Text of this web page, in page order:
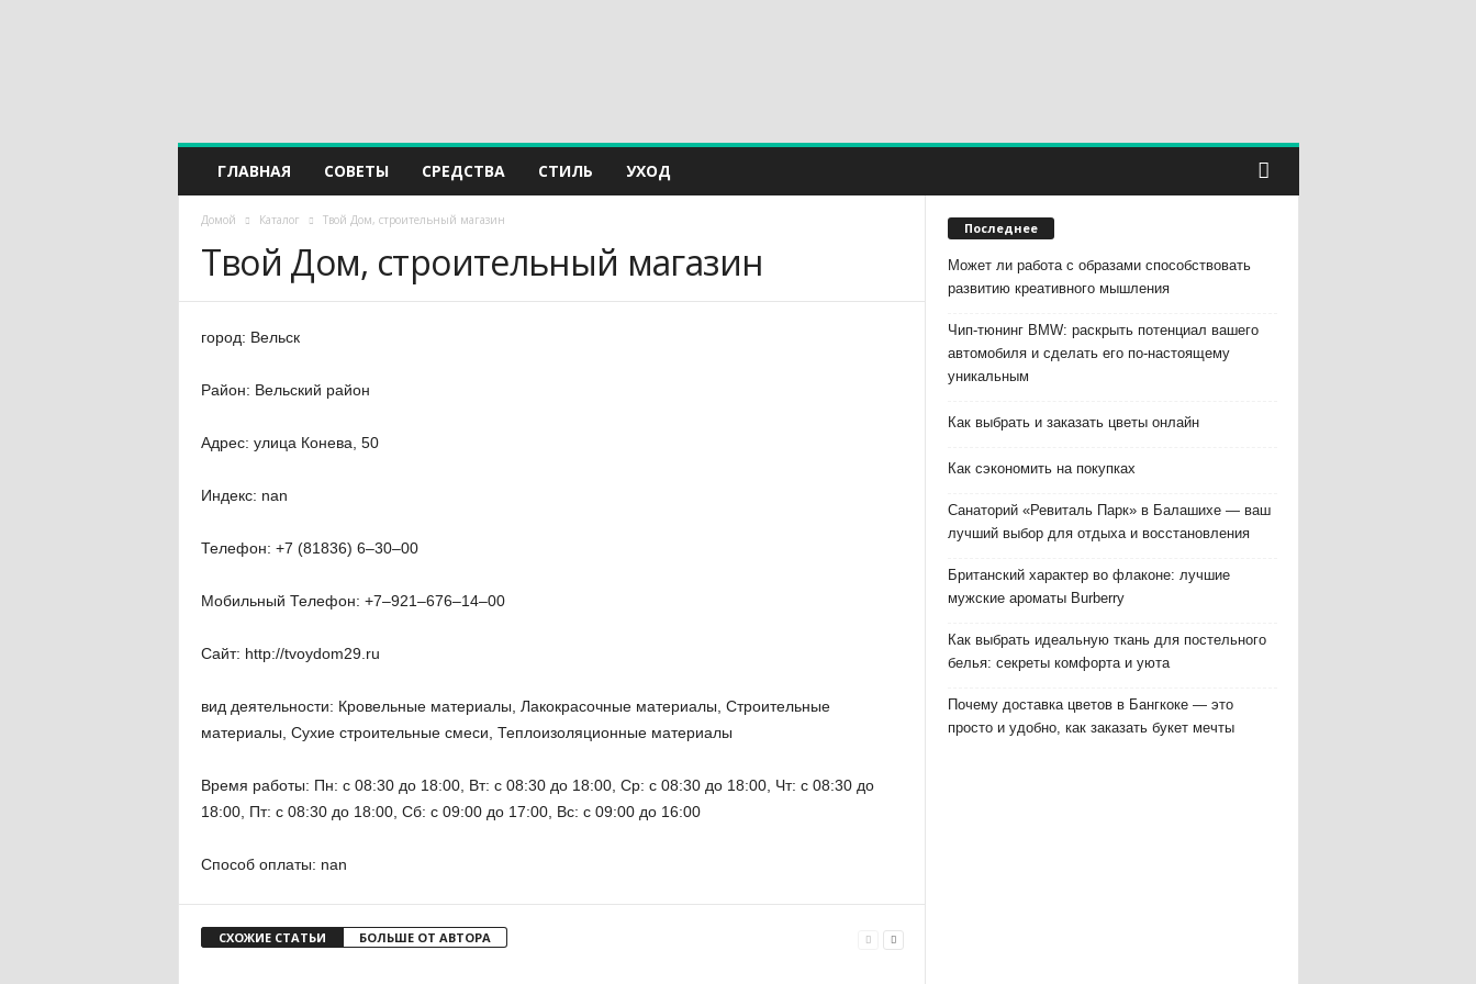
ГЛАВНАЯ СОВЕТЫ СРЕДСТВА СТИЛЬ УХОД
Домой Каталог Твой Дом, строительный магазин
Твой Дом, строительный магазин
город: Вельск
Район: Вельский район
Адрес: улица Конева, 50
Индекс: nan
Телефон: +7 (81836) 6‒30‒00
Мобильный Телефон: +7‒921‒676‒14‒00
Сайт: http://tvoydom29.ru
вид деятельности: Кровельные материалы, Лакокрасочные материалы, Строительные
материалы, Сухие строительные смеси, Теплоизоляционные материалы
Время работы: Пн: с 08:30 до 18:00, Вт: с 08:30 до 18:00, Ср: с 08:30 до 18:00, Чт: с 08:30 до
18:00, Пт: с 08:30 до 18:00, Сб: с 09:00 до 17:00, Вс: с 09:00 до 16:00
Способ оплаты: nan
СХОЖИЕ СТАТЬИ БОЛЬШЕ ОТ АВТОРА
Последнее
Может ли работа с образами способствовать
развитию креативного мышления
Чип-тюнинг BMW: раскрыть потенциал вашего
автомобиля и сделать его по-настоящему
уникальным
Как выбрать и заказать цветы онлайн
Как сэкономить на покупках
Санаторий «Ревиталь Парк» в Балашихе — ваш
лучший выбор для отдыха и восстановления
Британский характер во флаконе: лучшие
мужские ароматы Burberry
Как выбрать идеальную ткань для постельного
белья: секреты комфорта и уюта
Почему доставка цветов в Бангкоке — это
просто и удобно, как заказать букет мечты